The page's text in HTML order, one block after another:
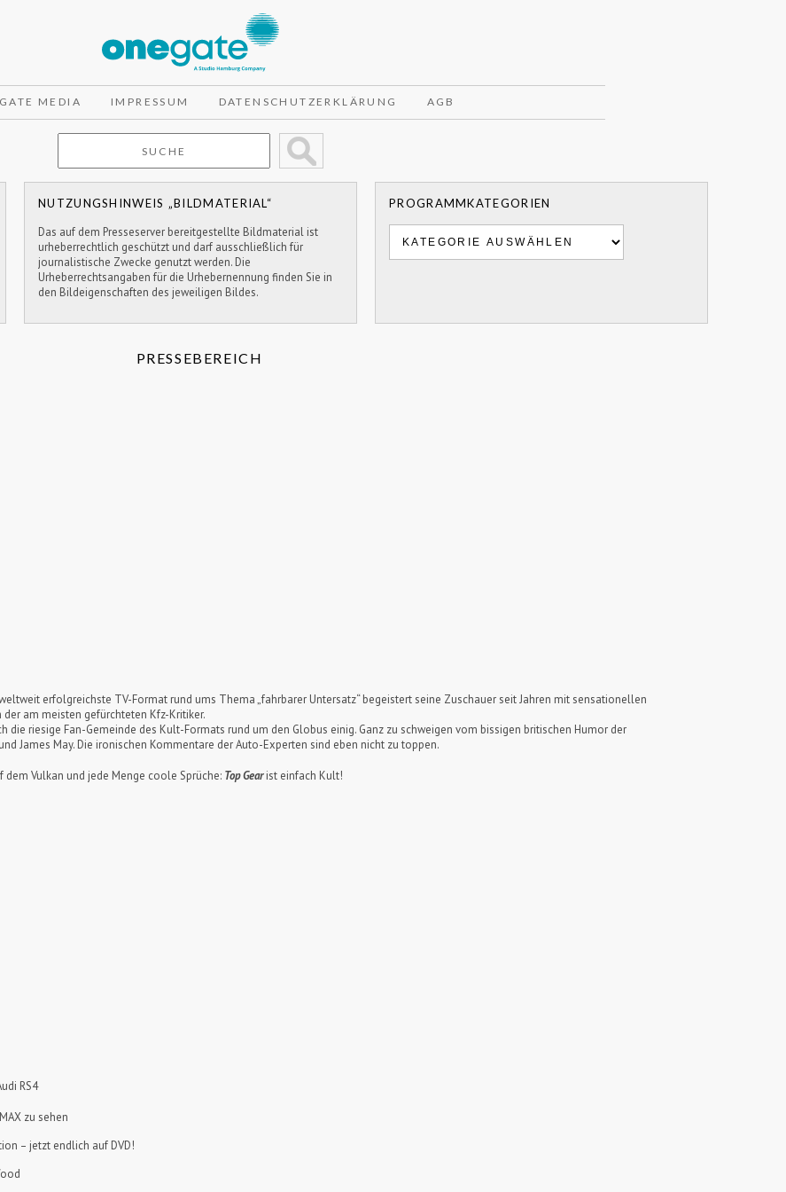
MEDIA IMPRESSUM DATENSCHUTZERKLÄRUNG AGB
NUTZUNGSHINWEIS „BILDMATERIAL“
Das auf dem Presseserver bereitgestellte Bildmaterial ist
urheberrechtlich geschützt und darf ausschließlich für
journalistische Zwecke genutzt werden. Die
Urheberrechtsangaben für die Urhebernennung finden Sie in
den Bildeigenschaften des jeweiligen Bildes.
PROGRAMMKATEGORIEN
PRESSEBEREICH
erfolgreichste TV-Format rund ums Thema „fahrbarer Untersatz“ begeistert seine Zuschauer seit Jahren mit sensationellen
am meisten gefürchteten Kfz-Kritiker.
die riesige Fan-Gemeinde des Kult-Formats rund um den Globus einig. Ganz zu schweigen vom bissigen britischen Humor der
James May. Die ironischen Kommentare der Auto-Experten sind eben nicht zu toppen.
Vulkan und jede Menge coole Sprüche: Top Gearist einfach Kult!
RS4
zu sehen
– jetzt endlich auf DVD!